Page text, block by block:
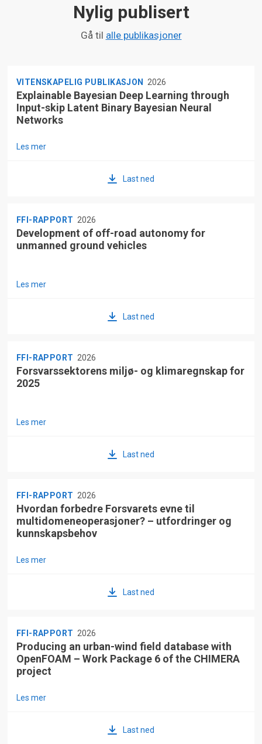
Nylig publisert
Gå til alle publikasjoner
VITENSKAPELIG PUBLIKASJON 2026
Explainable Bayesian Deep Learning through
Input-skip Latent Binary Bayesian Neural
Networks
Les mer
Last ned
FFI-RAPPORT 2026
Development of off-road autonomy for
unmanned ground vehicles
Les mer
Last ned
FFI-RAPPORT 2026
Forsvarssektorens miljø- og klimaregnskap for
2025
Les mer
Last ned
FFI-RAPPORT 2026
Hvordan forbedre Forsvarets evne til
multidomeneoperasjoner? – utfordringer og
kunnskapsbehov
Les mer
Last ned
FFI-RAPPORT 2026
Producing an urban-wind field database with
OpenFOAM – Work Package 6 of the CHIMERA
project
Les mer
Last ned